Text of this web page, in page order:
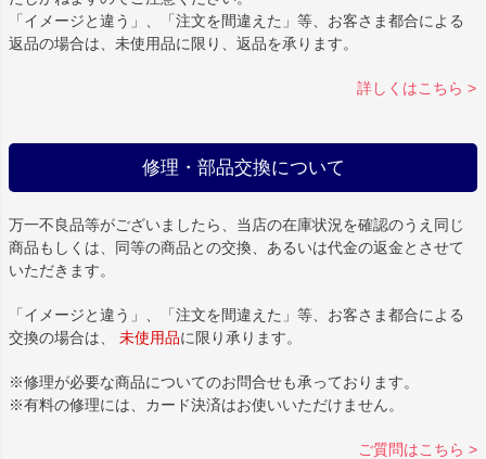
「イメージと違う」、「注文を間違えた」等、お客さま都合による
返品の場合は、未使用品に限り、返品を承ります。
詳しくはこちら >
修理・部品交換について
万一不良品等がございましたら、当店の在庫状況を確認のうえ同じ
商品もしくは、同等の商品との交換、あるいは代金の返金とさせて
いただきます。
「イメージと違う」、「注文を間違えた」等、お客さま都合による
交換の場合は、 未使用品に限り承ります。
※修理が必要な商品についてのお問合せも承っております。
※有料の修理には、カード決済はお使いいただけません。
ご質問はこちら >